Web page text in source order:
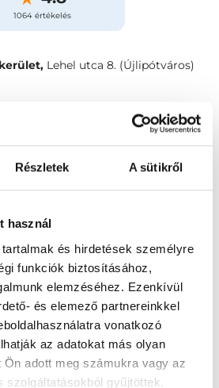
Részletek A sütikről
használ
és hirdetések személyre
funkciók biztosításához,
elemzéséhez. Ezenkívül
és elemező partnereinkkel
vonatkozó
az adatokat más olyan
adott meg számukra vagy az
szolgáltatásokból gyűjtöttek.
1064 értékelés
Lehel utca 8. (Újlipótváros)
Vélemények
XIII. kerület